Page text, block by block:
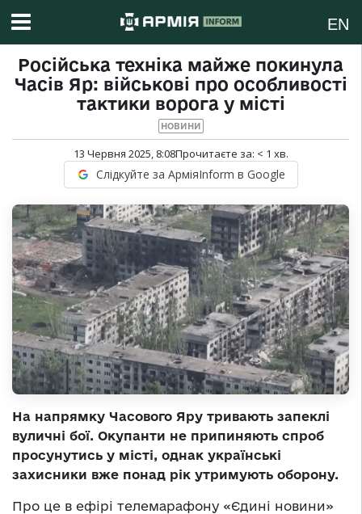
EN
Російська техніка майже покинула
Часів Яр: військові про особливості
тактики ворога у місті
НОВИНИ
13 Червня 2025, 8:08Прочитаєте за: < 1 хв.
Слідкуйте за АрміяInform в Google
На напрямку Часового Яру тривають запеклі
вуличні бої. Окупанти не припиняють спроб
просунутись у місті, однак українські
захисники вже понад рік утримують оборону.
Про це в ефірі телемарафону «Єдині новини»